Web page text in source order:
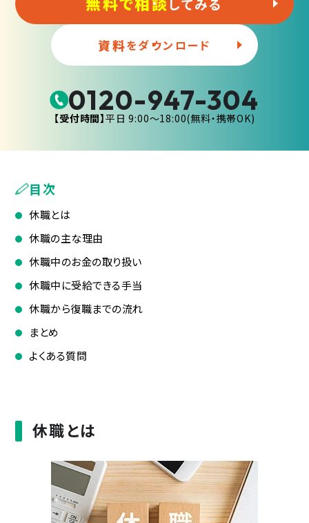
資料をダウンロード
0120-947-304
【受付時間】平日 9:00〜18:00(無料・携帯OK)
目次
休職とは
休職の主な理由
休職中のお金の取り扱い
休職中に受給できる手当
休職から復職までの流れ
まとめ
よくある質問
休職とは